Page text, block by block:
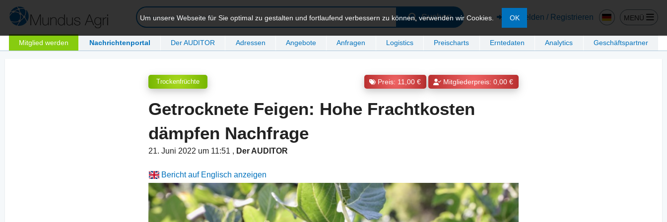
Suchen Anmelden / Registrieren MENÜ
Mitglied werden Nachrichtenportal Der AUDITOR Adressen Angebote Anfragen Logistics Preischarts Erntedaten Analytics Geschäftspartner
Um unsere Webseite für Sie optimal zu gestalten und fortlaufend verbessern zu können, verwenden wir Cookies. OK
Trockenfrüchte Preis: 11,00 € Mitgliederpreis: 0,00 €
Getrocknete Feigen: Hohe Frachtkosten
dämpfen Nachfrage
21. Juni 2022 um 11:51 , Der AUDITOR
Bericht auf Englisch anzeigen